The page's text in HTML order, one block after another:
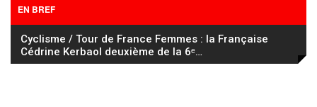
EN BREF
Cyclisme / Tour de France Femmes : la Française
Cédrine Kerbaol deuxième de la 6ᵉ…